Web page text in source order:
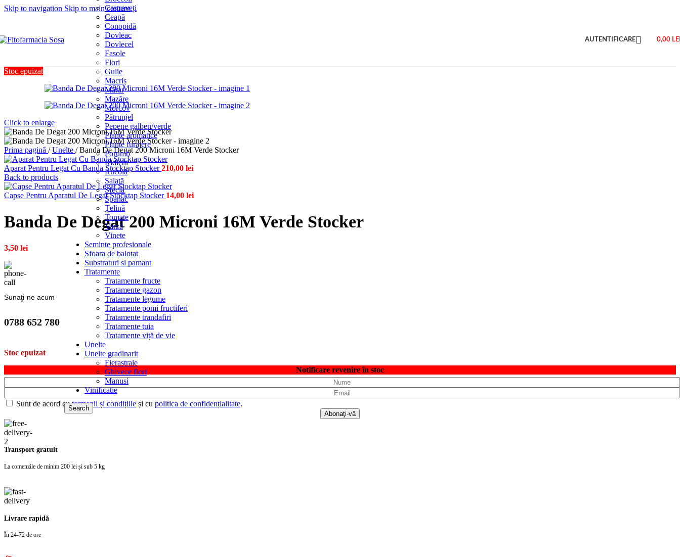
Skip to navigation Skip to main content
Castraveți
Ceapă
Conopidă
Dovleac
Dovlecel
Fasole
Flori
Gulie
Macriș
Mărar
Mazăre
Morcov
Pătrunjel
Pepene galben/verde
Plante aromatice
Plante furajere
Porumb
Ridichi
Rucolă
Salată
Sfeclă
Spanac
Țelină
Tomate
Varză
Vinete
Seminte profesionale
Sfoara de balotat
Substraturi si pamant
Tratamente
Tratamente fructe
Tratamente gazon
Tratamente legume
Tratamente pomi fructiferi
Tratamente trandafiri
Tratamente tuia
Tratamente viță de vie
Unelte
Unelte gradinarit
Fierastraie
Ghivece flori
Manusi
Vinificatie
Search
AUTENTIFICARE 0,00
Stoc epuizat
Click to enlarge
Prima pagină / Unelte / Banda De Degat 200 Microni 16M Verde Stocker
Aparat Pentru Legat Cu Banda Stocktap Stocker210,00 lei
Back to products
Capse Pentru Aparatul De Legat Stocktap Stocker 14,00 lei
Banda De Degat 200 Microni 16M Verde Stocker
3,50 lei
Sunaţi-ne acum
0788 652 780
Stoc epuizat
Notificare revenire în stoc
Sunt de acord cutermenii și condițiile și cu politica de confidențialitate.
Transport gratuit
La comenzile de minim 200 lei și sub 5 kg
Livrare rapidă
În 24-72 de ore